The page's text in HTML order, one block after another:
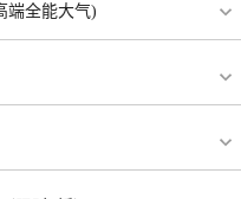
端全能大气)